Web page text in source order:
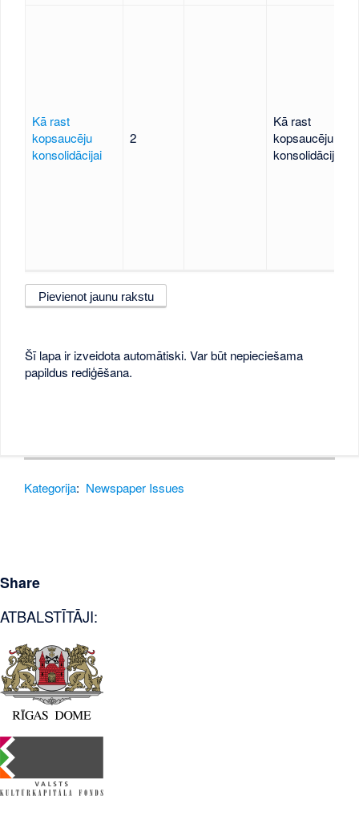
Kā rast
kopsaucēju
konsolidācijai
2
Kā rast
kopsaucēju
konsolidācijai
Pievienot jaunu rakstu
Šī lapa ir izveidota automātiski. Var būt nepieciešama
papildus rediģēšana.
Kategorija: Newspaper Issues
Share
ATBALSTĪTĀJI: